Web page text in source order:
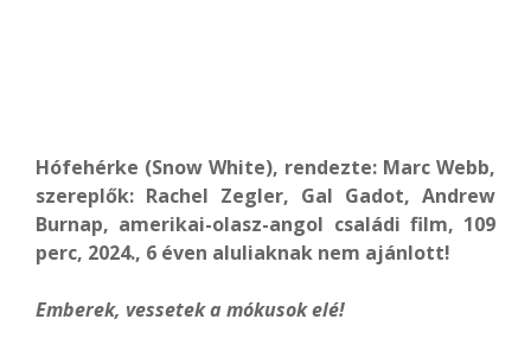
Hófehérke (Snow White), rendezte: Marc Webb,
szereplők: Rachel Zegler, Gal Gadot, Andrew
Burnap, amerikai-olasz-angol családi film, 109
perc, 2024., 6 éven aluliaknak nem ajánlott!
Emberek, vessetek a mókusok elé!